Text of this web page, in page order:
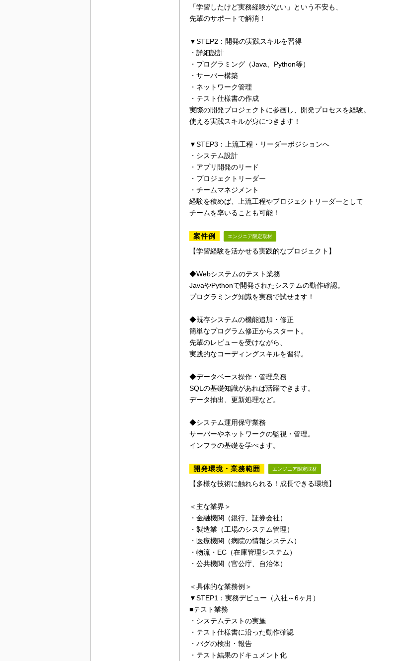
「学習したけど実務経験がない」という不安も、
先輩のサポートで解消！
▼STEP2：開発の実践スキルを習得
・詳細設計
・プログラミング（Java、Python等）
・サーバー構築
・ネットワーク管理
・テスト仕様書の作成
実際の開発プロジェクトに参画し、開発プロセスを経験。
使える実践スキルが身につきます！
▼STEP3：上流工程・リーダーポジションへ
・システム設計
・アプリ開発のリード
・プロジェクトリーダー
・チームマネジメント
経験を積めば、上流工程やプロジェクトリーダーとして
チームを率いることも可能！
案件例 エンジニア限定取材
【学習経験を活かせる実践的なプロジェクト】
◆Webシステムのテスト業務
JavaやPythonで開発されたシステムの動作確認。
プログラミング知識を実務で試せます！
◆既存システムの機能追加・修正
簡単なプログラム修正からスタート。
先輩のレビューを受けながら、
実践的なコーディングスキルを習得。
◆データベース操作・管理業務
SQLの基礎知識があれば活躍できます。
データ抽出、更新処理など。
◆システム運用保守業務
サーバーやネットワークの監視・管理。
インフラの基礎を学べます。
開発環境・業務範囲 エンジニア限定取材
【多様な技術に触れられる！成長できる環境】
＜主な業界＞
・金融機関（銀行、証券会社）
・製造業（工場のシステム管理）
・医療機関（病院の情報システム）
・物流・EC（在庫管理システム）
・公共機関（官公庁、自治体）
＜具体的な業務例＞
▼STEP1：実務デビュー（入社～6ヶ月）
■テスト業務
・システムテストの実施
・テスト仕様書に沿った動作確認
・バグの検出・報告
・テスト結果のドキュメント化